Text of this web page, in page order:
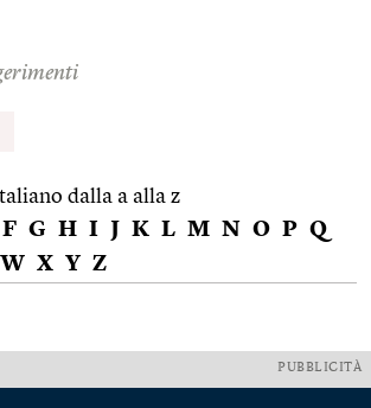
dalla a alla z
F G H I J K L M N O P Q
W X Y Z
PUBBLICITÀ